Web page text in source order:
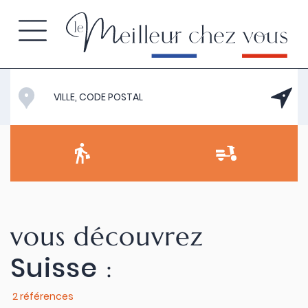
vous découvrez
Suisse :
2 références